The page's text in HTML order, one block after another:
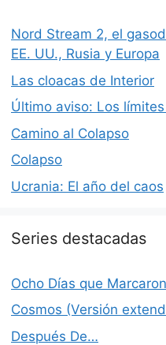
Nord Stream 2, el
EE. UU., Rusia y Europa
Las cloacas de Interior
Último aviso: Los
Camino al Colapso
Colapso
Ucrania: El año del caos
Series destacadas
Ocho Días que
Cosmos (Versión
Después De…